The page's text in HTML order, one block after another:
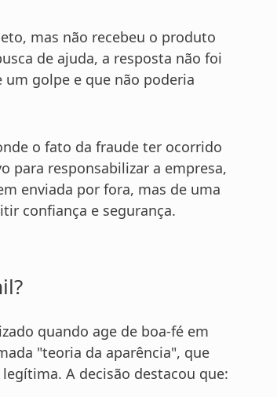
mas não recebeu o produto
de ajuda, a resposta não foi
golpe e que não poderia
o fato da fraude ter ocorrido
para responsabilizar a empresa,
enviada por fora, mas de uma
confiança e segurança.
quando age de boa-fé em
"teoria da aparência", que
A decisão destacou que: